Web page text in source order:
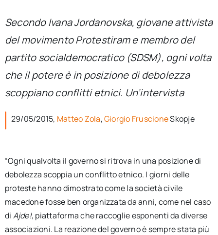
Sezioni
Chi siamo
per:
Ita
Secondo Ivana Jordanovska, giovane attivista
del movimentoProtestirame membro del
partito socialdemocratico (SDSM), ogni volta
che il potere è in posizione di debolezza
scoppiano conflitti etnici. Un’intervista
29/05/2015, Matteo Zola,Giorgio FruscioneSkopje
“Ogni qualvolta il governo si ritrova in una posizione di
debolezza scoppia un conflitto etnico. I giorni delle
proteste hanno dimostrato come la società civile
macedone fosse ben organizzata da anni, come nel caso
di Ajde!, piattaforma che raccoglie esponenti da diverse
associazioni. La reazione del governo è sempre stata più